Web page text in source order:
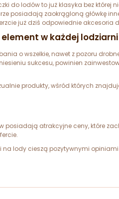
do lodów to już klasyka bez
posiadają zaokrągloną główkę
już dziś odpowiednie akcesoria
w każdej lodziarni
o wszelkie, nawet z pozoru
sukcesu, powinien
produkty, wśród których
posiadają atrakcyjne ceny, które
lody cieszą pozytywnymi